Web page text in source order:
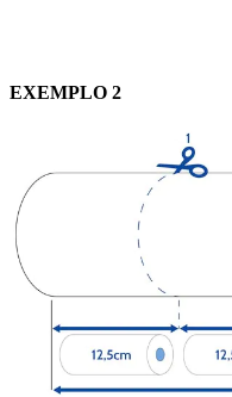
EXEMPLO 2